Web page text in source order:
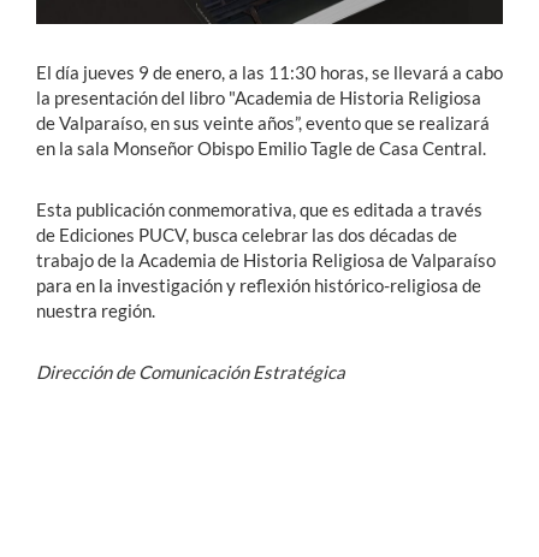
El día jueves 9 de enero, a las 11:30 horas, se llevará a cabo
la presentación del libro "Academia de Historia Religiosa
de Valparaíso, en sus veinte años”, evento que se realizará
en la sala Monseñor Obispo Emilio Tagle de Casa Central.
Esta publicación conmemorativa, que es editada a través
de Ediciones PUCV, busca celebrar las dos décadas de
trabajo de la Academia de Historia Religiosa de Valparaíso
para en la investigación y reflexión histórico-religiosa de
nuestra región.
Dirección de Comunicación Estratégica